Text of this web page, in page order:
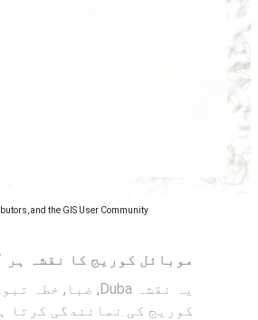
and the GIS User Community
موبائل کوریج کا نقشہ ہر
کوریج کی نمائندگی کرتا